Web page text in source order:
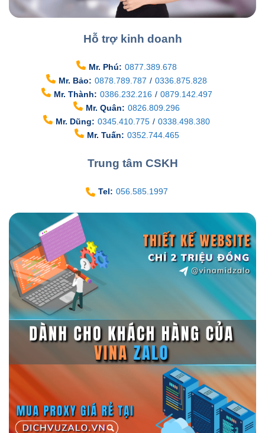
Hỗ trợ kinh doanh
Mr. Phú: 0877.389.678
Mr. Bảo: 0878.789.787 / 0336.875.828
Mr. Thành: 0386.232.216 / 0879.142.497
Mr. Quân: 0826.809.296
Mr. Dũng: 0345.410.775 / 0338.498.380
Mr. Tuấn: 0352.744.465
Trung tâm CSKH
Tel: 056.585.1997